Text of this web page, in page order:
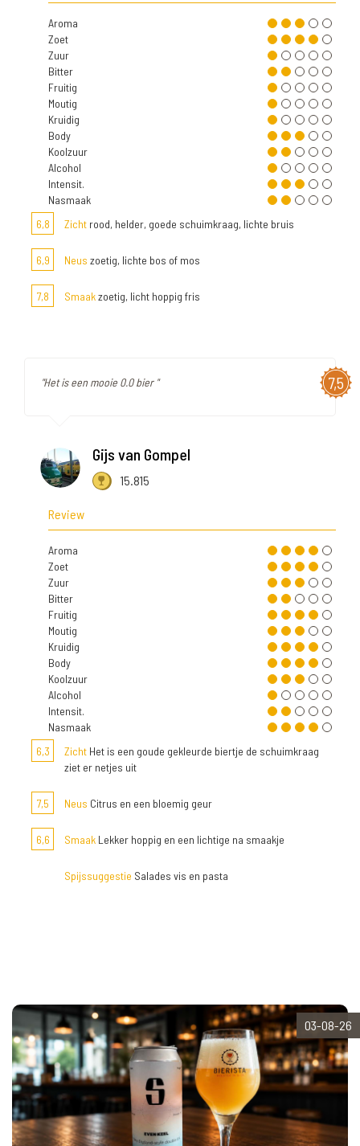
Aroma
Zoet
Zuur
Bitter
Fruitig
Moutig
Kruidig
Body
Koolzuur
Alcohol
Intensit.
Nasmaak
6,8
Zicht rood, helder, goede schuimkraag, lichte bruis
6,9 Neus zoetig, lichte bos of mos
7,8 Smaakzoetig, licht hoppig fris
7,5
"Het is een mooie 0.0 bier "
Gijs van Gompel
15.815
Review
Aroma
Zoet
Zuur
Bitter
Fruitig
Moutig
Kruidig
Body
Koolzuur
Alcohol
Intensit.
Nasmaak
6,3
Zicht Het is een goude gekleurde biertje de schuimkraag
ziet er netjes uit
7,5 Neus Citrus en een bloemig geur
6,6 Smaak Lekker hoppig en een lichtige na smaakje
Spijssuggestie Salades vis en pasta
03-08-26